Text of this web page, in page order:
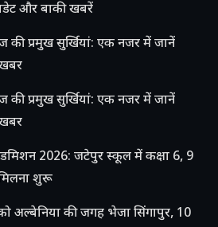
और बाकी खबरें
की प्रमुख सुर्खियां: एक नजर में जानें
की प्रमुख सुर्खियां: एक नजर में जानें
2026: जटेपुर स्कूल में कक्षा 6, 9
शुरू
अल्बेनिया की जगह भेजा सिंगापुर, 10